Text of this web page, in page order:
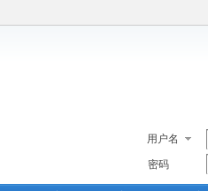
用户名
密码